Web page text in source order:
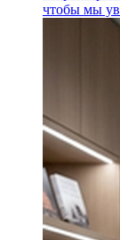
чтобы мы